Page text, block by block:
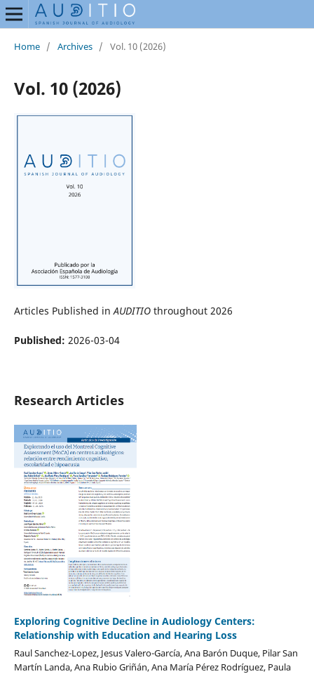
Home / Archives / Vol. 10 (2026)
Vol. 10 (2026)
Articles Published inAUDITIOthroughout 2026
Published: 2026-03-04
Research Articles
Exploring Cognitive Decline in Audiology Centers:
Relationship with Education and Hearing Loss
Raul Sanchez-Lopez, Jesus Valero-García, Ana Barón Duque, Pilar San
Martín Landa, Ana Rubio Griñán, Ana María Pérez Rodríguez, Paula